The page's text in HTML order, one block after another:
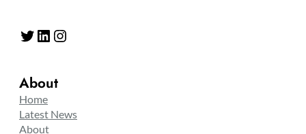
Twitter LinkedIn Instagram
About
Home
Latest News
About